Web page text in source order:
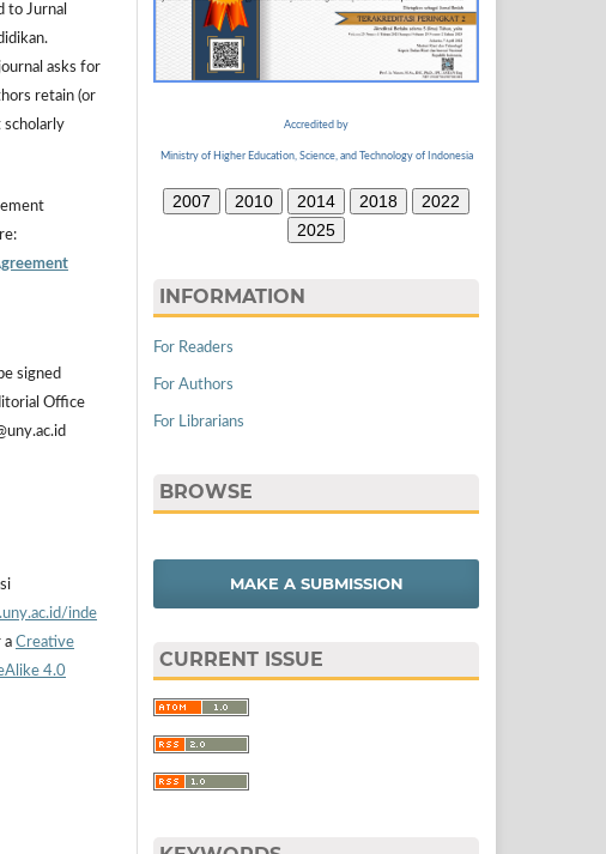
to Jurnal
asks for
retain (or
scholarly
signed
Office
inde
a Creative
4.0
Accredited by
Ministry of Higher Education, Science, and Technology of Indonesia
2007 2010 2014 2018
2022
2025
INFORMATION
For Readers
For Authors
For Librarians
BROWSE
MAKE A SUBMISSION
CURRENT ISSUE